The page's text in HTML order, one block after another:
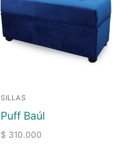
SILLAS
Puff Baúl
$ 310.000